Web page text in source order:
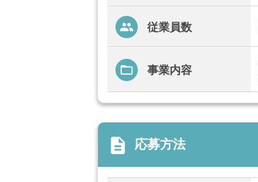
従業員数
事業内容
description 応募方法